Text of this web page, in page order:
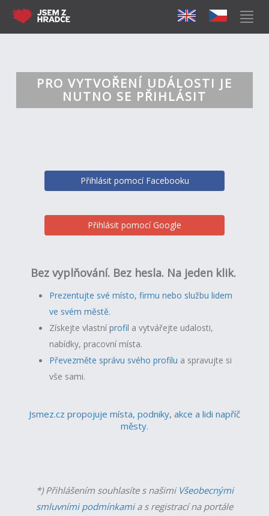
PRO VYTVOŘENÍ UDÁLOSTI JE
NUTNO SE PŘIHLÁSIT
Přihlásit pomocí Facebooku
Přihlásit pomocí Google
Bez vyplňování. Bez hesla. Na jeden klik.
Prezentujte své místo, firmu nebo službu lidem
ve svém městě.
Získejte vlastníprofil a vytvářejte udalosti,
nabídky, pracovní místa.
Převezměte správu svého profilu a spravujte si
vše sami.
Jsmez.cz propojuje místa, podniky, akce a lidi napříč
městy.
*) Přihlášením souhlasíte s našimi Všeobecnými
smluvními podmínkamia s registrací na portále